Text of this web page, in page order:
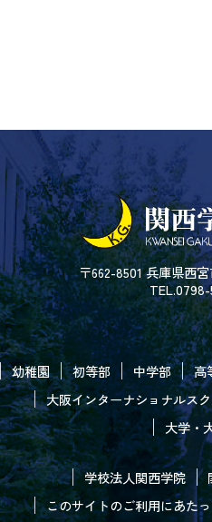
〒662-8501 兵庫県西
幼稚園 初等部 中学部 高
大阪インターナショナルス
大学・
学校法人関西学院
このサイトのご利用にあた